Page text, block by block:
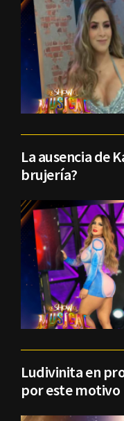
La ausencia de
brujería?
Ludivinita en
por este motivo